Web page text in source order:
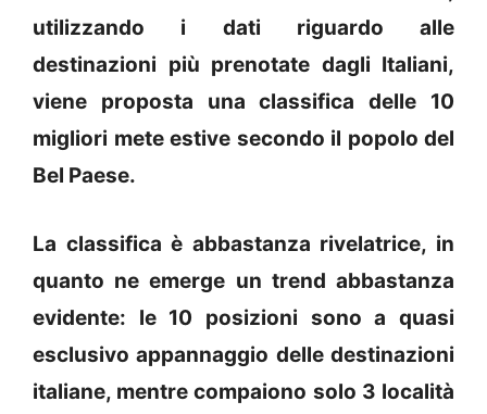
utilizzando i dati riguardo alle
destinazioni più prenotate dagli Italiani,
viene proposta una classifica delle 10
migliori mete estive secondo il popolo del
Bel Paese.
La classifica è abbastanza rivelatrice, in
quanto ne emerge un trend abbastanza
evidente: le 10 posizioni sono a quasi
esclusivo appannaggio delle destinazioni
italiane, mentre compaiono solo 3 località